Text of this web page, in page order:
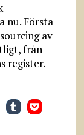
nu. Första
av
från
register.